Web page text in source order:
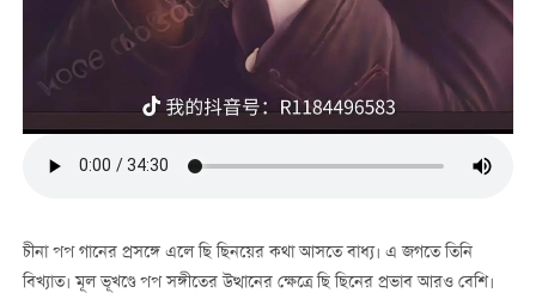
চীনা পপ গানের প্রসঙ্গে এলে ছি ছিনয়ের কথা আসতে বাধ্য। এ জগতে তিনি
বিখ্যাত। মূল ভূখণ্ডে পপ সঙ্গীতের উত্থানের ক্ষেত্রে ছি ছিনের প্রভাব আরও বেশি।